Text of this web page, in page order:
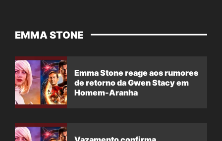
EMMA STONE
Emma Stone reage aos rumores
de retorno da Gwen Stacy em
Homem-Aranha